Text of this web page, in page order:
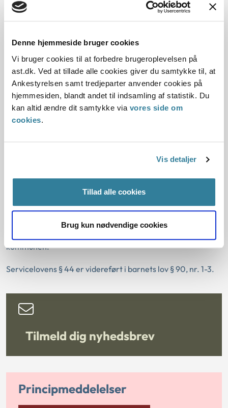
Denne hjemmeside bruger cookies
Vi bruger cookies til at forbedre brugeroplevelsen på
ast.dk. Ved at tillade alle cookies giver du samtykke til, at
Ankestyrelsen samt tredjeparter anvender cookies på
hjemmesiden, blandt andet til indsamling af statistik. Du
kan altid ændre dit samtykke via vores side om
cookies.
Vis detaljer
Tillad alle cookies
Brug kun nødvendige cookies
merudgiftsbestemmelsen, skal både Ankestyrelsen og
kommunerne genoptage sådanne sager, som er afgjort
principmeddelelse 25-23.
Det er den myndighed, der senest har afgjort sagen, der
skal se på den igen.
Ankestyrelsen kan ikke ved en søgning i styrelsens
journalsystemer identificere eventuelle sager om
følgeudgifter på børnehandicapområdet, hvor det har
deres afgørelser efter den hidtidige praksis har fået afslag
på dækning af merudgifter til følgeudgifter til en bevilget
afløsning eller aflastningsordning. Er afgørelsen senest
kommunen.
Servicelovens § 44 er videreført i barnets lov § 90, nr. 1-3.
Tilmeld dig nyhedsbrev
Principmeddelelser